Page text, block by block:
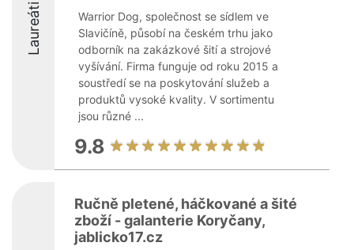
Laureáti
Warrior Dog, společnost se sídlem ve
Slavičíně, působí na českém trhu jako
odborník na zakázkové šití a strojové
vyšívání. Firma funguje od roku 2015 a
soustředí se na poskytování služeb a
produktů vysoké kvality. V sortimentu
jsou různé ...
9.8
Ručně pletené, háčkované a šité
zboží - galanterie Koryčany,
jablicko17.cz